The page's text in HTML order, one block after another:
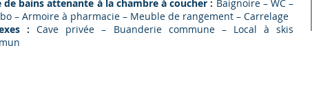
de bains attenante à la chambre à coucher : Baignoire – WC –
– Armoire à pharmacie – Meuble de rangement – Carrelage
:Cave privée – Buanderie commune – Local à skis